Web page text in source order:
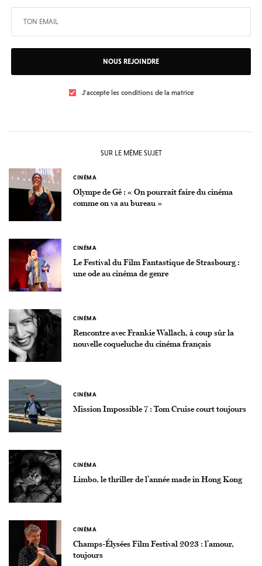
NOUS REJOINDRE
J'accepte les conditions de la matrice
SUR LE MÊME SUJET
CINÉMA
Olympe de Gê : « On pourrait faire du cinéma
comme on va au bureau »
CINÉMA
Le Festival du Film Fantastique de Strasbourg :
une ode au cinéma de genre
CINÉMA
Rencontre avec Frankie Wallach, à coup sûr la
nouvelle coqueluche du cinéma français
CINÉMA
Mission Impossible 7 : Tom Cruise court toujours
CINÉMA
Limbo, le thriller de l’année made in Hong Kong
CINÉMA
Champs-Élysées Film Festival 2023 : l’amour,
toujours